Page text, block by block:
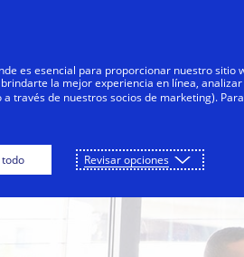
Personas Negocios
es esencial para proporcionar nuestro sitio
la mejor experiencia en línea,
través de nuestros socios de marketing).
todo Revisar opciones